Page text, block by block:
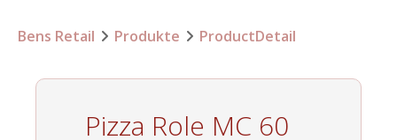
Bens Retail Produkte ProductDetail
Pizza Role MC 60